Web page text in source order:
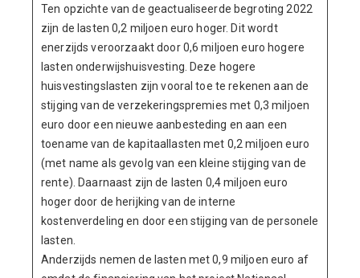
Ten opzichte van de geactualiseerde begroting 2022
zijn de lasten 0,2 miljoen euro hoger. Dit wordt
enerzijds veroorzaakt door 0,6 miljoen euro hogere
lasten onderwijshuisvesting. Deze hogere
huisvestingslasten zijn vooral toe te rekenen aan de
stijging van de verzekeringspremies met 0,3 miljoen
euro door een nieuwe aanbesteding en aan een
toename van de kapitaallasten met 0,2 miljoen euro
(met name als gevolg van een kleine stijging van de
rente). Daarnaast zijn de lasten 0,4 miljoen euro
hoger door de herijking van de interne
kostenverdeling en door een stijging van de personele
lasten.
Anderzijds nemen de lasten met 0,9 miljoen euro af